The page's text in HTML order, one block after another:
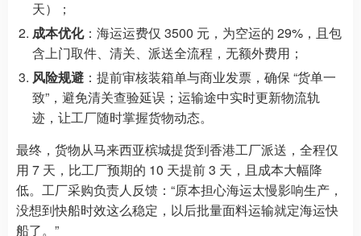
天）；
成本优化：海运运费仅 3500 元，为空运的 29%，且包
含上门取件、清关、派送全流程，无额外费用；
风险规避 ：提前审核装箱单与商业发票，确保 “货单一
致”，避免清关查验延误；运输途中实时更新物流轨
迹，让工厂随时掌握货物动态。
最终，货物从马来西亚槟城提货到香港工厂派送，全程仅
用 7 天，比工厂预期的 10 天提前 3 天，且成本大幅降
低。工厂采购负责人反馈：“原本担心海运太慢影响生产，
没想到快船时效这么稳定，以后批量面料运输就定海运快
船了。”